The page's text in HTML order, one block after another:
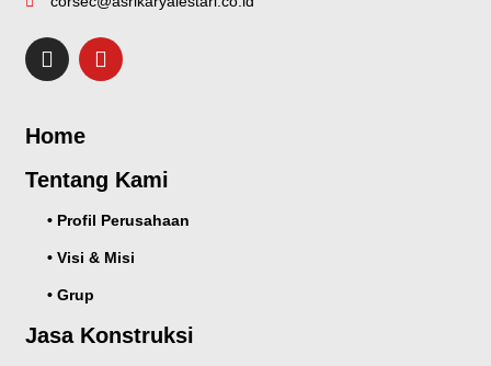
Home
Tentang Kami
• Profil Perusahaan
• Visi & Misi
• Grup
Jasa Konstruksi